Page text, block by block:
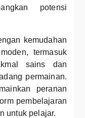
potensi
kemudahan
termasuk
sains dan
permainan.
peranan
pembelajaran
untuk pelajar.